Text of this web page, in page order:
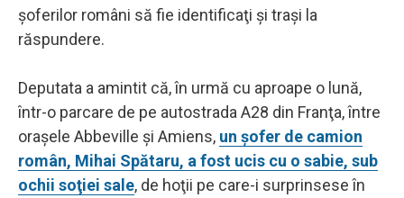
şoferilor români să fie identificaţi şi traşi la
răspundere.
Deputata a amintit că, în urmă cu aproape o lună,
într-o parcare de pe autostrada A28 din Franţa, între
oraşele Abbeville şi Amiens, un şofer de camion
român, Mihai Spătaru, a fost ucis cu o sabie, sub
ochii soţiei sale, de hoţii pe care-i surprinsese în